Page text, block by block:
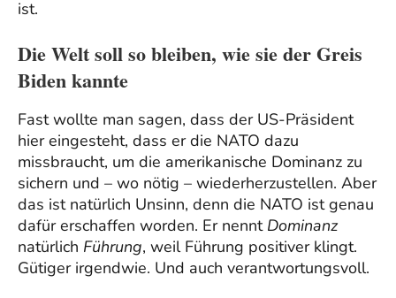
ist.
Die Welt soll so bleiben, wie sie der Greis
Biden kannte
Fast wollte man sagen, dass der US-Präsident
hier eingesteht, dass er die NATO dazu
missbraucht, um die amerikanische Dominanz zu
sichern und – wo nötig – wiederherzustellen. Aber
das ist natürlich Unsinn, denn die NATO ist genau
dafür erschaffen worden. Er nennt Dominanz
natürlich Führung, weil Führung positiver klingt.
Gütiger irgendwie. Und auch verantwortungsvoll.